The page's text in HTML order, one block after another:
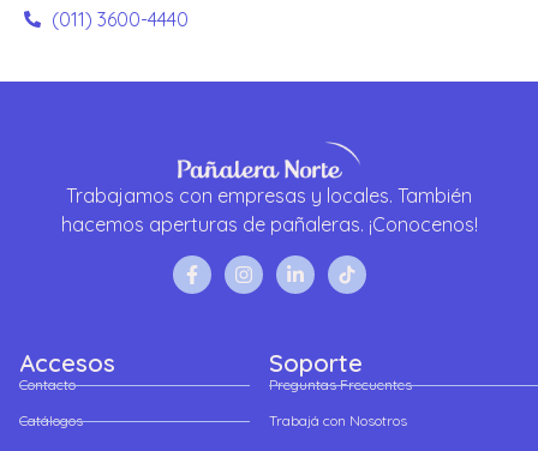
(011) 3600-4440
Trabajamos con empresas y locales. También
hacemos aperturas de pañaleras. ¡Conocenos!
Accesos
Contacto
Catálogos
Soporte
Preguntas Frecuentes
Trabajá con Nosotros